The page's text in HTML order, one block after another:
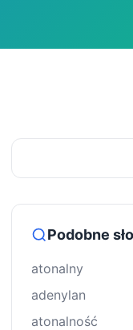
Podobne
atonalny
adenylan
atonalność